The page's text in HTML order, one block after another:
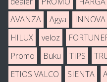
AVANZA
Agya INNOVA
HILUX
veloz
Promo
Buku TIPS
ETIOS VALCO
SIENTA